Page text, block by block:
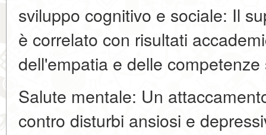
sviluppo cognitivo e sociale: Il
è correlato con risultati
dell'empatia e delle competenze
Salute mentale: Un
contro disturbi ansiosi e